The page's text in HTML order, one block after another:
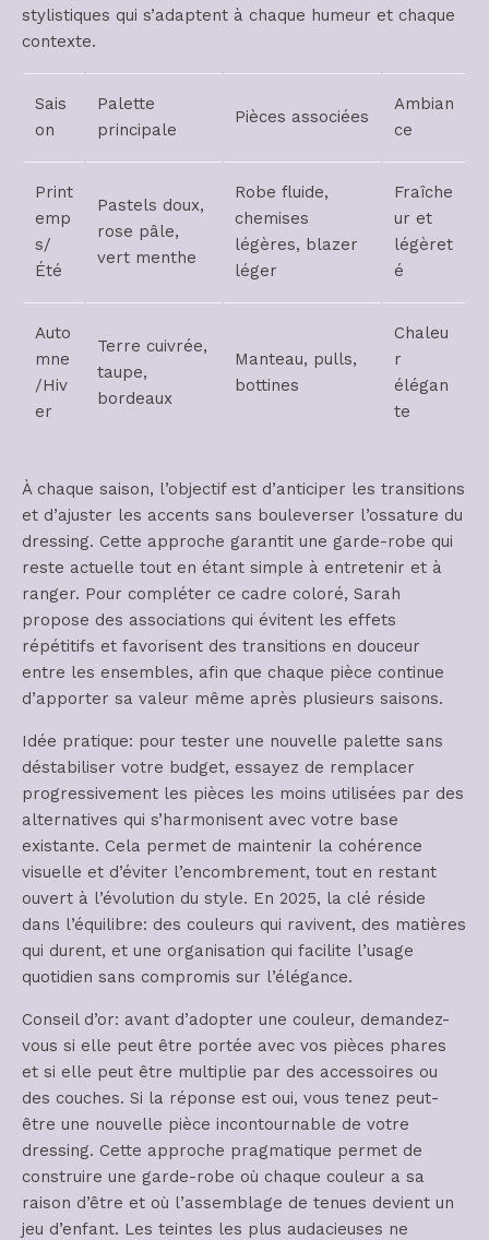
stylistiques qui s’adaptent à chaque humeur et chaque
contexte.
Sais
on
Palette
principale
Pièces associées
Ambian
ce
Print
emp
s/
Été
Pastels doux,
rose pâle,
vert menthe
Robe fluide,
chemises
légères, blazer
léger
Fraîche
ur et
légèret
é
Auto
mne
/Hiv
er
Terre cuivrée,
taupe,
bordeaux
Manteau, pulls,
bottines
Chaleu
r
élégan
te
À chaque saison, l’objectif est d’anticiper les transitions
et d’ajuster les accents sans bouleverser l’ossature du
dressing. Cette approche garantit une garde-robe qui
reste actuelle tout en étant simple à entretenir et à
ranger. Pour compléter ce cadre coloré, Sarah
propose des associations qui évitent les effets
répétitifs et favorisent des transitions en douceur
entre les ensembles, afin que chaque pièce continue
d’apporter sa valeur même après plusieurs saisons.
Idée pratique: pour tester une nouvelle palette sans
déstabiliser votre budget, essayez de remplacer
progressivement les pièces les moins utilisées par des
alternatives qui s’harmonisent avec votre base
existante. Cela permet de maintenir la cohérence
visuelle et d’éviter l’encombrement, tout en restant
ouvert à l’évolution du style. En 2025, la clé réside
dans l’équilibre: des couleurs qui ravivent, des matières
qui durent, et une organisation qui facilite l’usage
quotidien sans compromis sur l’élégance.
Conseil d’or: avant d’adopter une couleur, demandez-
vous si elle peut être portée avec vos pièces phares
et si elle peut être multiplie par des accessoires ou
des couches. Si la réponse est oui, vous tenez peut-
être une nouvelle pièce incontournable de votre
dressing. Cette approche pragmatique permet de
construire une garde-robe où chaque couleur a sa
raison d’être et où l’assemblage de tenues devient un
jeu d’enfant. Les teintes les plus audacieuses ne